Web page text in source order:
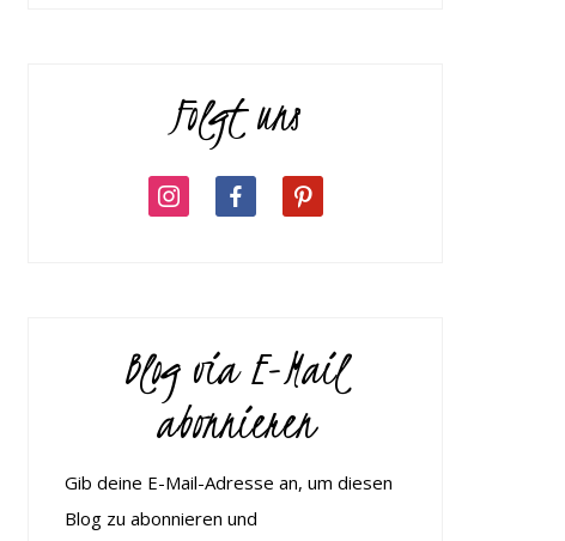
Folgt uns
Blog via E-Mail
abonnieren
Gib deine E-Mail-Adresse an, um diesen
Blog zu abonnieren und